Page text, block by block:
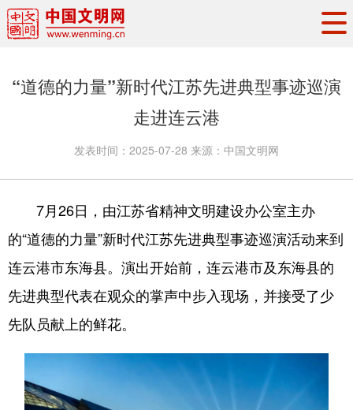
权威发布
资讯联播
地方交流
文明实践
文明之光
文明矩阵
“道德的力量”新时代江苏先进典型事迹巡演
走进连云港
发表时间： 2025-07-28 来源： 中国文明网
7月26日，由江苏省精神文明建设办公室主办
的“道德的力量”新时代江苏先进典型事迹巡演活动来到
连云港市东海县。演出开始前，连云港市及东海县的
先进典型代表在观众的掌声中步入现场，并接受了少
先队员献上的鲜花。